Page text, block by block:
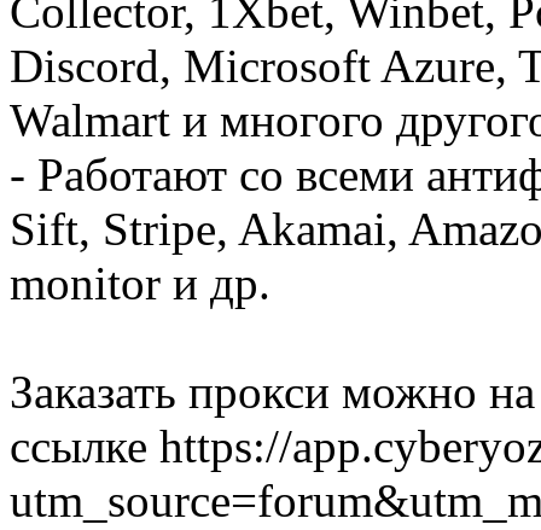
Collector, 1Xbet, Winbet,
Discord, Microsoft Azure,
Walmart и многого
- Работают со всеми
Sift, Stripe, Akamai,
monitor и др.
Заказать прокси можно
ссылке https://